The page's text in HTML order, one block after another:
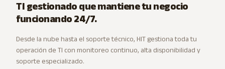
TI gestionado que mantiene tu negocio
funcionando 24/7.
Desde la nube hasta el soporte técnico, HIT gestiona toda tu
operación de TI con monitoreo continuo, alta disponibilidad y
soporte especializado.